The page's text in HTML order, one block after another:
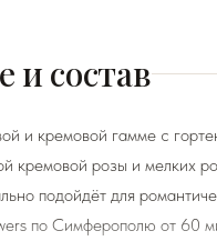
и состав
и кремовой гамме с
кремовой розы и мелких
подойдёт для
по Симферополю от 60